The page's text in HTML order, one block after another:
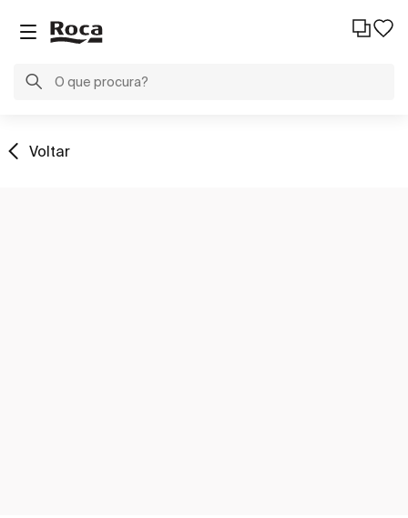
Voltar